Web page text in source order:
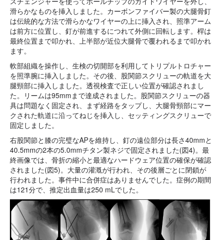
滑らかなものを挿入しました。カーボンファイバー製の大腿骨釘
は伝統的な方法で滑らかなワイヤーの上に挿入され、照準アーム
は前方に位置し、釘が前進するにつれて外側に回転します。桿は
最終位置まで叩かれ、上半部が近位大腿骨で覆われるまで叩かれ
ます。
軟部組織を操作し、生検の切開部を利用してトリプルトロチャー
を照準腕に挿入しました。その後、股関節スクリューの軌道を大
腿頸部に挿入しました。透視検査で正しい位置が確認されまし
た。リームは95mmまで達成されました。股関節スクリューの器
具は問題なく固定され、まず経路をタップし、大腿骨頸部にマー
クされた軌道に沿ってねじを挿入し、セッティングスクリューで
固定しました。
右股関節と膝の完璧なAPを維持し、釘の遠位部分は長さ40mmと
40.5mmの2本の5.0mmチタン製ネジで固定されました(図4)。最
終画像では、骨折の縮小と最適なハードウェア位置の確保が確認
されました(図5)。大量の灌漑が行われ、その後層ごとに閉鎖が
行われました。事件中に合併症はありませんでした。症例の期間
は121分で、推定出血量は250 mLでした。